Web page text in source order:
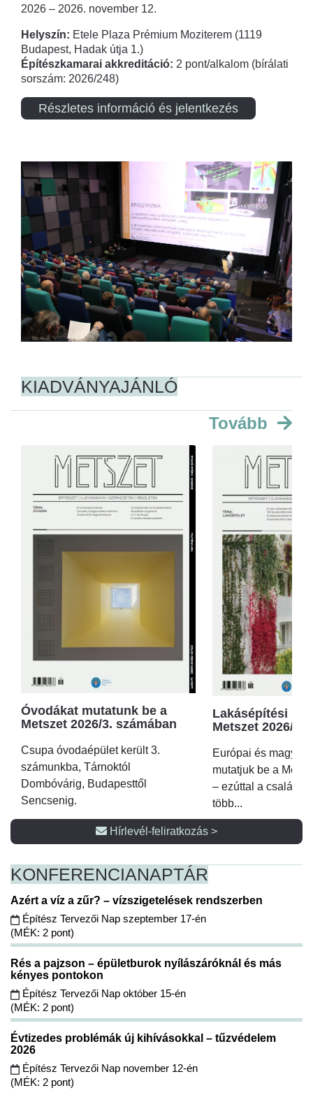
2026 – 2026. november 12.
Helyszín: Etele Plaza Prémium Moziterem (1119
Budapest, Hadak útja 1.)
Építészkamarai akkreditáció: 2 pont/alkalom (bírálati
sorszám: 2026/248)
Részletes információ és jelentkezés
KIADVÁNYAJÁNLÓ
Tovább
Óvodákat mutatunk be a
Metszet 2026/3. számában
Csupa óvodaépület került 3.
számunkba, Tárnoktól
Dombóvárig, Budapesttől
Sencsenig.
Lakásépítési
Metszet 2026/2.
Európai és magyar
mutatjuk be a
– ezúttal a családi
több...
Hírlevél-feliratkozás >
KONFERENCIANAPTÁR
Azért a víz a zűr? – vízszigetelések rendszerben
Építész Tervezői Nap szeptember 17-én
(MÉK: 2 pont)
Rés a pajzson – épületburok nyílászáróknál és más
kényes pontokon
Építész Tervezői Nap október 15-én
(MÉK: 2 pont)
Évtizedes problémák új kihívásokkal – tűzvédelem
2026
Építész Tervezői Nap november 12-én
(MÉK: 2 pont)